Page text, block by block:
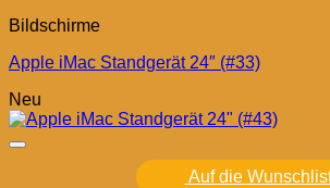
Bildschirme
Apple iMac Standgerät 24″ (#33)
Neu
Auf die